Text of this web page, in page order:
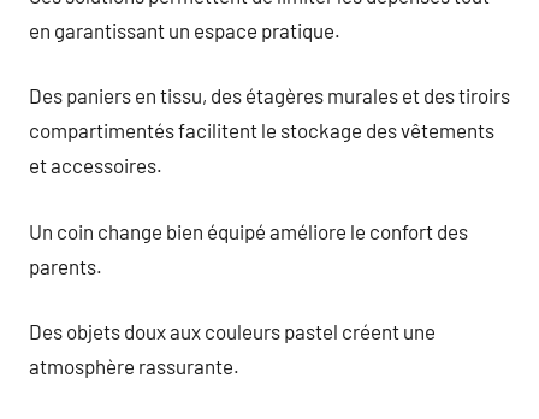
en garantissant un espace pratique.
Des paniers en tissu, des étagères murales et des tiroirs
compartimentés facilitent le stockage des vêtements
et accessoires.
Un coin change bien équipé améliore le confort des
parents.
Des objets doux aux couleurs pastel créent une
atmosphère rassurante.